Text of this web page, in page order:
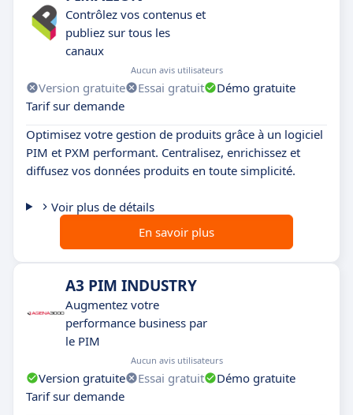
Contrôlez vos contenus et
publiez sur tous les
canaux
Aucun avis utilisateurs
Version gratuite Essai gratuit
Démo gratuite
Tarif sur demande
Optimisez votre gestion de produits grâce à un logiciel
PIM et PXM performant. Centralisez, enrichissez et
diffusez vos données produits en toute simplicité.
Voir plus de détails
En savoir plus
A3 PIM INDUSTRY
Augmentez votre
performance business par
le PIM
Aucun avis utilisateurs
Version gratuite Essai gratuit
Démo gratuite
Tarif sur demande